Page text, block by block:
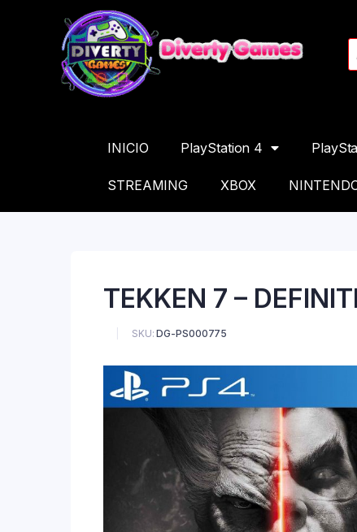
INICIO PlayStation 4
STREAMING XBOX
TEKKEN 7 –
SKU: DG-PS000775